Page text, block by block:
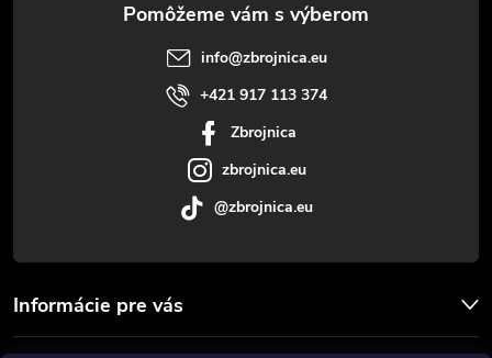
Informácie pre vás
info@zbrojnica.eu
+421 917 113 374
Zbrojnica
zbrojnica.eu
@zbrojnica.eu